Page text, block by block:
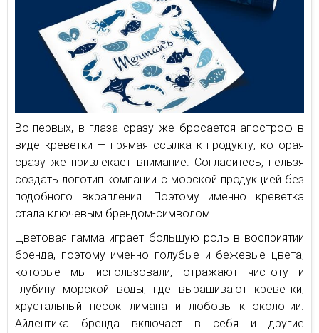
Во-первых, в глаза сразу же бросается апостроф в
виде креветки — прямая ссылка к продукту, которая
сразу же привлекает внимание. Согласитесь, нельзя
создать логотип компании с морской продукцией без
подобного вкрапления. Поэтому именно креветка
стала ключевым брендом-символом.
Цветовая гамма играет большую роль в восприятии
бренда, поэтому именно голубые и бежевые цвета,
которые мы использовали, отражают чистоту и
глубину морской воды, где выращивают креветки,
хрустальный песок лимана и любовь к экологии.
Айдентика бренда включает в себя и другие